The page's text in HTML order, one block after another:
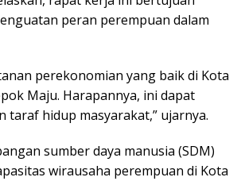
peran perempuan dalam
perekonomian yang baik di Kota
Maju. Harapannya, ini dapat
hidup masyarakat,” ujarnya.
sumber daya manusia (SDM)
wirausaha perempuan di Kota